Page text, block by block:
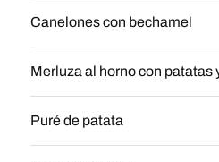
Canelones con bechamel
Merluza al horno con patatas
Puré de patata